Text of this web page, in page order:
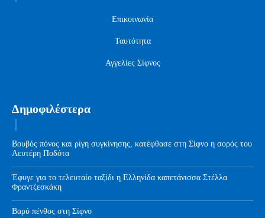
Επικοινωνία
Ταυτότητα
Αγγελίες Σίφνος
Δημοφιλέστερα
Βουβός πόνος και ρίγη συγκίνησης, κατέφθασε στη Σίφνο η σορός του
Λευτέρη Ποδότα
Έφυγε για το τελευταίο ταξίδι η Ελληνίδα καπετάνισσα Στέλλα
Φραντζεσκάκη
Βαρύ πένθος στη Σίφνο